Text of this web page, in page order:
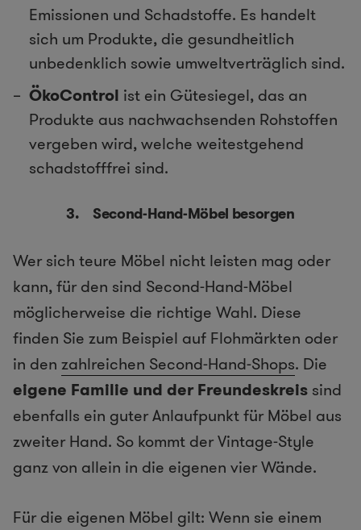
Emissionen und Schadstoffe. Es handelt
sich um Produkte, die gesundheitlich
unbedenklich sowie umweltverträglich sind.
ÖkoControl ist ein Gütesiegel, das an
Produkte aus nachwachsenden Rohstoffen
vergeben wird, welche weitestgehend
schadstofffrei sind.
3. Second-Hand-Möbel besorgen
Wer sich teure Möbel nicht leisten mag oder
kann, für den sind Second-Hand-Möbel
möglicherweise die richtige Wahl. Diese
finden Sie zum Beispiel auf Flohmärkten oder
in den zahlreichen Second-Hand-Shops. Die
eigene Familie und der Freundeskreis sind
ebenfalls ein guter Anlaufpunkt für Möbel aus
zweiter Hand. So kommt der Vintage-Style
ganz von allein in die eigenen vier Wände.
Für die eigenen Möbel gilt: Wenn sie einem